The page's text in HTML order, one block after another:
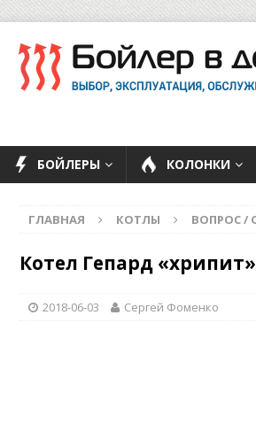
БОЙЛЕРЫ КОЛОНКИ
ГЛАВНАЯ КОТЛЫ ВОПРОС /
Котел Гепард
2018-06-03 Сергей Фоменко